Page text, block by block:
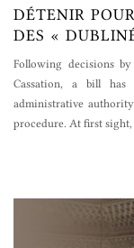
DÉTENIR
DES «
Following decisions
Cassation, a bill
administrative
procedure. At first